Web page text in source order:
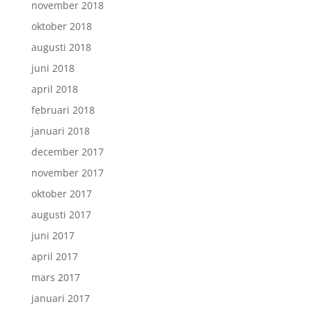
november 2018
oktober 2018
augusti 2018
juni 2018
april 2018
februari 2018
januari 2018
december 2017
november 2017
oktober 2017
augusti 2017
juni 2017
april 2017
mars 2017
januari 2017